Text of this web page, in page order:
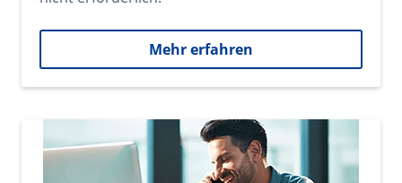
Mehr erfahren